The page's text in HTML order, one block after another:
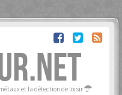
et la détection de loisir